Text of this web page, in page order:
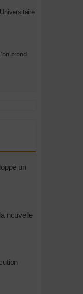
prend
un
nouvelle